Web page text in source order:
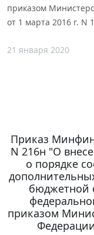
приказом
от 1 марта 2016 г. N
21 января 2020
Приказ
N 216н "О
о порядке
бюджетной
приказом